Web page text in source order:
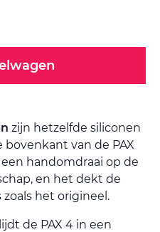
zijn hetzelfde siliconen
van de PAX
handomdraai op de
en het dekt de
het origineel.
de PAX 4 in een